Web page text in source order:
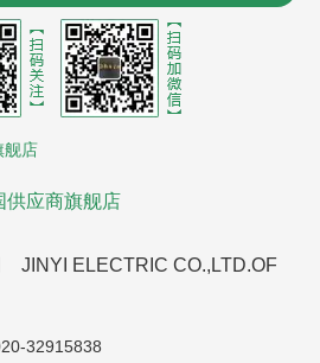
盘管 LCR数字电桥 贵州led显
舰店
供应商旗舰店
JINYI ELECTRIC CO.,LTD.OF
32915838